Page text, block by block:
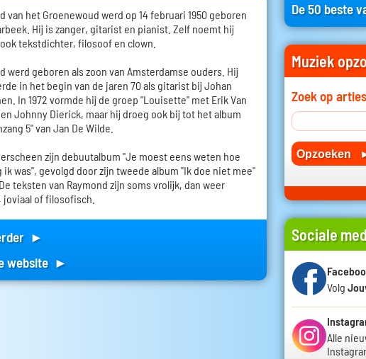
van het Groenewoud werd op 14 februari 1950 geboren
Hij is zanger, gitarist en pianist. Zelf noemt hij
tekstdichter, filosoof en clown.
werd geboren als zoon van Amsterdamse ouders. Hij
in het begin van de jaren 70 als gitarist bij Johan
In 1972 vormde hij de groep "Louisette" met Erik Van
Johnny Dierick, maar hij droeg ook bij tot het album
5" van Jan De Wilde.
zijn debuutalbum "Je moest eens weten hoe
ik was", gevolgd door zijn tweede album "Ik doe niet mee"
teksten van Raymond zijn soms vrolijk, dan weer
of filosofisch.
►
website ►
De 50 beste
Muziek
Zoek op
Sociale
Volg
Alle